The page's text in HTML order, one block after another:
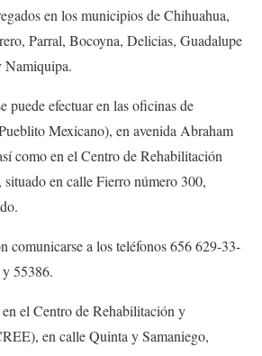
en los municipios de Chihuahua,
Parral, Bocoyna, Delicias, Guadalupe
Namiquipa.
puede efectuar en las oficinas de
Mexicano), en avenida Abraham
como en el Centro de Rehabilitación
en calle Fierro número 300,
comunicarse a los teléfonos 656 629-33-
55386.
el Centro de Rehabilitación y
en calle Quinta y Samaniego,